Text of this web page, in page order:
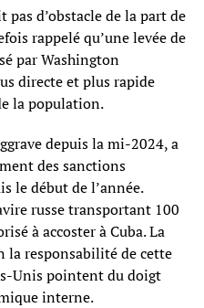
d’obstacle de la part de
rappelé qu’une levée de
par Washington
directe et plus rapide
la population.
depuis la mi-2024, a
des sanctions
le début de l’année.
russe transportant 100
à accoster à Cuba. La
la responsabilité de cette
Unis pointent du doigt
interne.